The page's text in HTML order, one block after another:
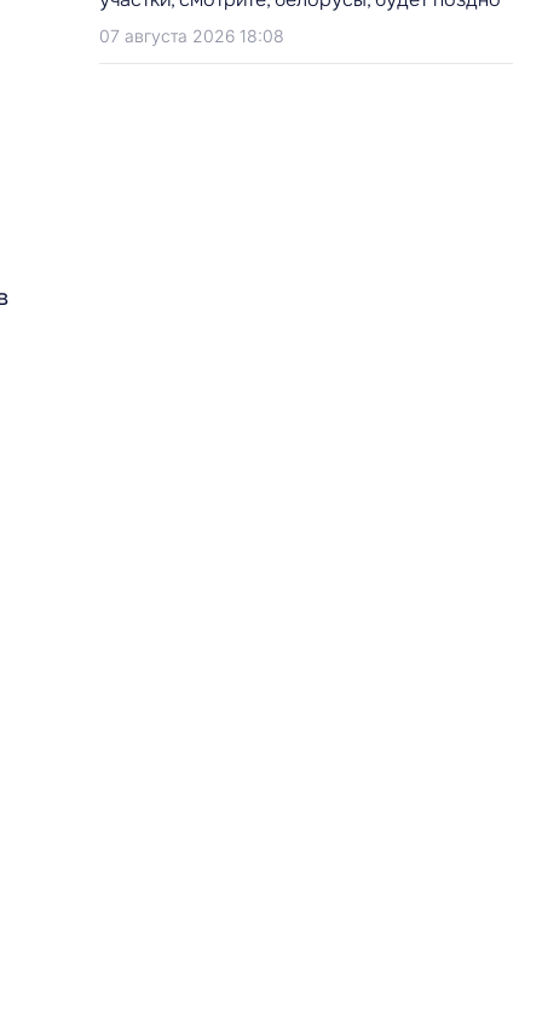
07 августа 2026 18:08